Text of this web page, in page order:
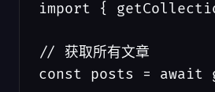
import {
// 获取所有文章
const posts =